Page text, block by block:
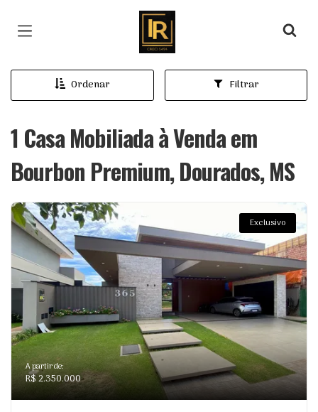
Página inicial
Ordenar Filtrar
1 Casa Mobiliada à Venda em
Bourbon Premium, Dourados, MS
Exclusivo
A partir de:
R$ 2.350.000